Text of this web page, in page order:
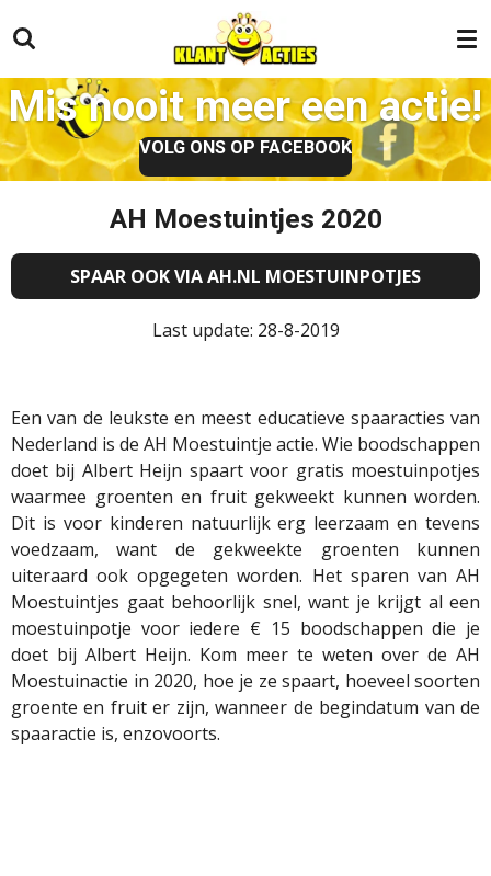
direct
naar
de
hoofdinhoud
Mis nooit meer een actie!
VOLG ONS OP FACEBOOK
AH Moestuintjes 2020
SPAAR OOK VIA AH.NL MOESTUINPOTJES
Last update: 28-8-2019
Een van de leukste en meest educatieve spaaracties van
Nederland is de AH Moestuintje actie. Wie boodschappen
doet bij Albert Heijn spaart voor gratis moestuinpotjes
waarmee groenten en fruit gekweekt kunnen worden.
Dit is voor kinderen natuurlijk erg leerzaam en tevens
voedzaam, want de gekweekte groenten kunnen
uiteraard ook opgegeten worden. Het sparen van AH
Moestuintjes gaat behoorlijk snel, want je krijgt al een
moestuinpotje voor iedere € 15 boodschappen die je
doet bij Albert Heijn. Kom meer te weten over de AH
Moestuinactie in 2020, hoe je ze spaart, hoeveel soorten
groente en fruit er zijn, wanneer de begindatum van de
spaaractie is, enzovoorts.